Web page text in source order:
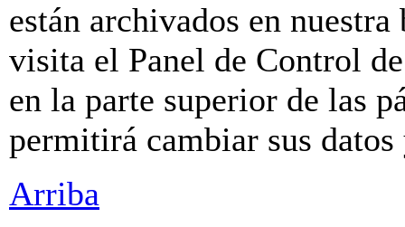
están archivados en
visita el Panel de Control
en la parte superior de las
permitirá cambiar sus
Arriba